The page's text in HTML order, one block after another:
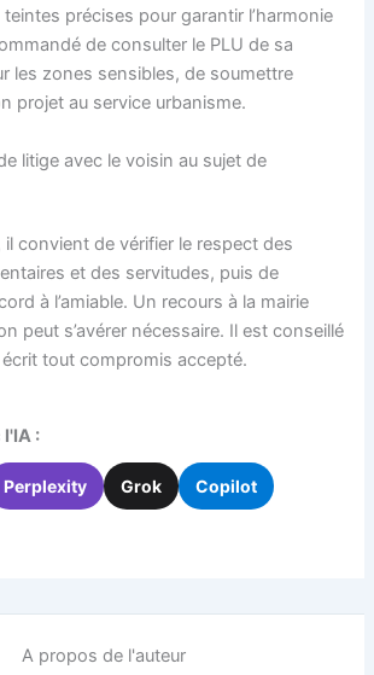
précises pour garantir l’harmonie
de consulter le PLU de sa
les zones sensibles, de soumettre
projet au service urbanisme.
litige avec le voisin au sujet de
convient de vérifier le respect des
et des servitudes, puis de
à l’amiable. Un recours à la mairie
peut s’avérer nécessaire. Il est conseillé
tout compromis accepté.
l'IA :
Perplexity Grok Copilot
A propos de l'auteur